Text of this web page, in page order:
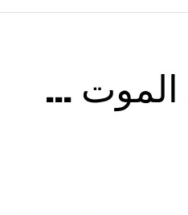
الموت …